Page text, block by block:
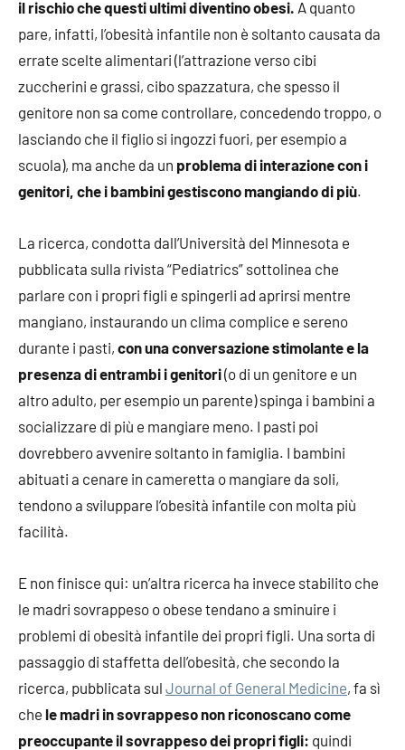
il rischio che questi ultimi diventino obesi. A quanto
pare, infatti, l’obesità infantile non è soltanto causata da
errate scelte alimentari (l’attrazione verso cibi
zuccherini e grassi, cibo spazzatura, che spesso il
genitore non sa come controllare, concedendo troppo, o
lasciando che il figlio si ingozzi fuori, per esempio a
scuola), ma anche da un problema di interazione con i
genitori, che i bambini gestiscono mangiando di più.
La ricerca, condotta dall’Università del Minnesota e
pubblicata sulla rivista “Pediatrics” sottolinea che
parlare con i propri figli e spingerli ad aprirsi mentre
mangiano, instaurando un clima complice e sereno
durante i pasti, con una conversazione stimolante e la
presenza di entrambi i genitori(o di un genitore e un
altro adulto, per esempio un parente) spinga i bambini a
socializzare di più e mangiare meno. I pasti poi
dovrebbero avvenire soltanto in famiglia. I bambini
abituati a cenare in cameretta o mangiare da soli,
tendono a sviluppare l’obesità infantile con molta più
facilità.
E non finisce qui: un’altra ricerca ha invece stabilito che
le madri sovrappeso o obese tendano a sminuire i
problemi di obesità infantile dei propri figli. Una sorta di
passaggio di staffetta dell’obesità, che secondo la
ricerca, pubblicata sul Journal of General Medicine, fa sì
che le madri in sovrappeso non riconoscano come
preoccupante il sovrappeso dei propri figli: quindi